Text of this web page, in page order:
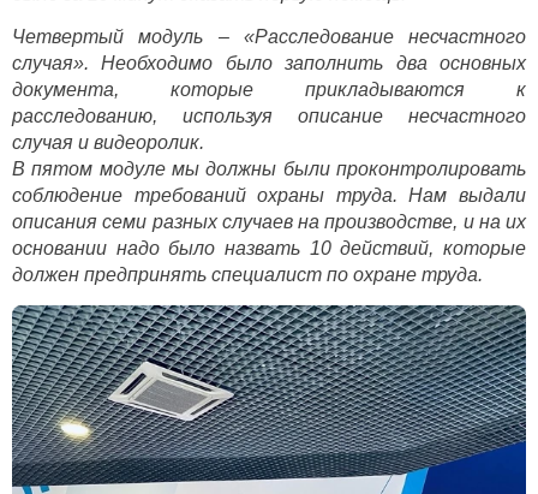
Четвертый модуль – «Расследование несчастного
случая». Необходимо было заполнить два основных
документа, которые прикладываются к
расследованию, используя описание несчастного
случая и видеоролик.
В пятом модуле мы должны были проконтролировать
соблюдение требований охраны труда. Нам выдали
описания семи разных случаев на производстве, и на их
основании надо было назвать 10 действий, которые
должен предпринять специалист по охране труда.